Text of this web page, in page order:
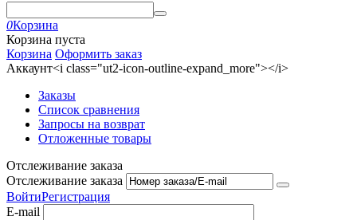
0Корзина
Корзина пуста
Корзина Оформить заказ
Аккаунт<i class="ut2-icon-outline-expand_more"></i>
Заказы
Список сравнения
Запросы на возврат
Отложенные товары
Отслеживание заказа
Отслеживание заказа
ВойтиРегистрация
E-mail